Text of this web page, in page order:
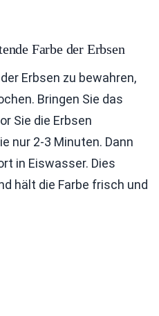
Farbe der Erbsen
Erbsen zu bewahren,
Bringen Sie das
Sie die Erbsen
nur 2-3 Minuten. Dann
in Eiswasser. Dies
hält die Farbe frisch und